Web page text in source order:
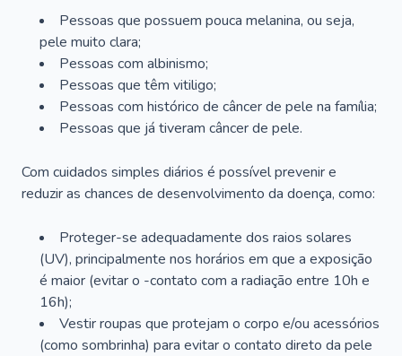
Pessoas que possuem pouca melanina, ou seja,
pele muito clara;
Pessoas com albinismo;
Pessoas que têm vitiligo;
Pessoas com histórico de câncer de pele na família;
Pessoas que já tiveram câncer de pele.
Com cuidados simples diários é possível prevenir e
reduzir as chances de desenvolvimento da doença, como:
Proteger-se adequadamente dos raios solares
(UV), principalmente nos horários em que a exposição
é maior (evitar o -contato com a radiação entre 10h e
16h);
Vestir roupas que protejam o corpo e/ou acessórios
(como sombrinha) para evitar o contato direto da pele